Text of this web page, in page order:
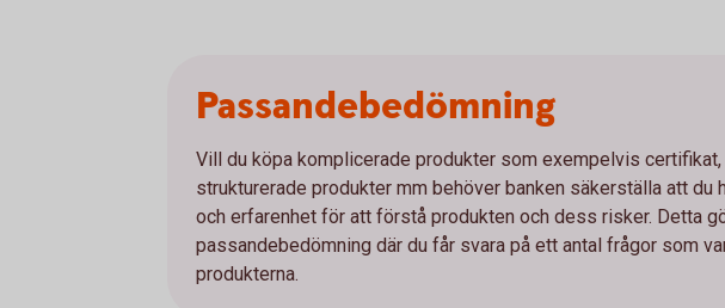
Passandebedömning
Vill du köpa komplicerade produkter som exempelvis certifikat,
strukturerade produkter mm behöver banken säkerställa att du
och erfarenhet för att förstå produkten och dess risker. Detta
passandebedömning där du får svara på ett antal frågor som
produkterna.